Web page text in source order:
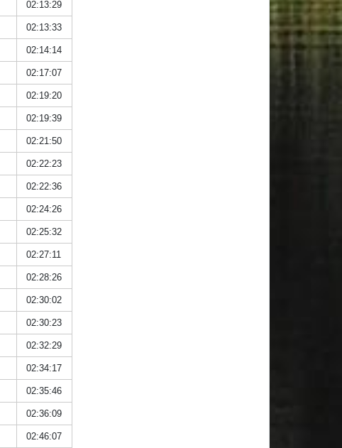
02:13:29
02:13:33
02:14:14
02:17:07
02:19:20
02:19:39
02:21:50
02:22:23
02:22:36
02:24:26
02:25:32
02:27:11
02:28:26
02:30:02
02:30:23
02:32:29
02:34:17
02:35:46
02:36:09
02:46:07